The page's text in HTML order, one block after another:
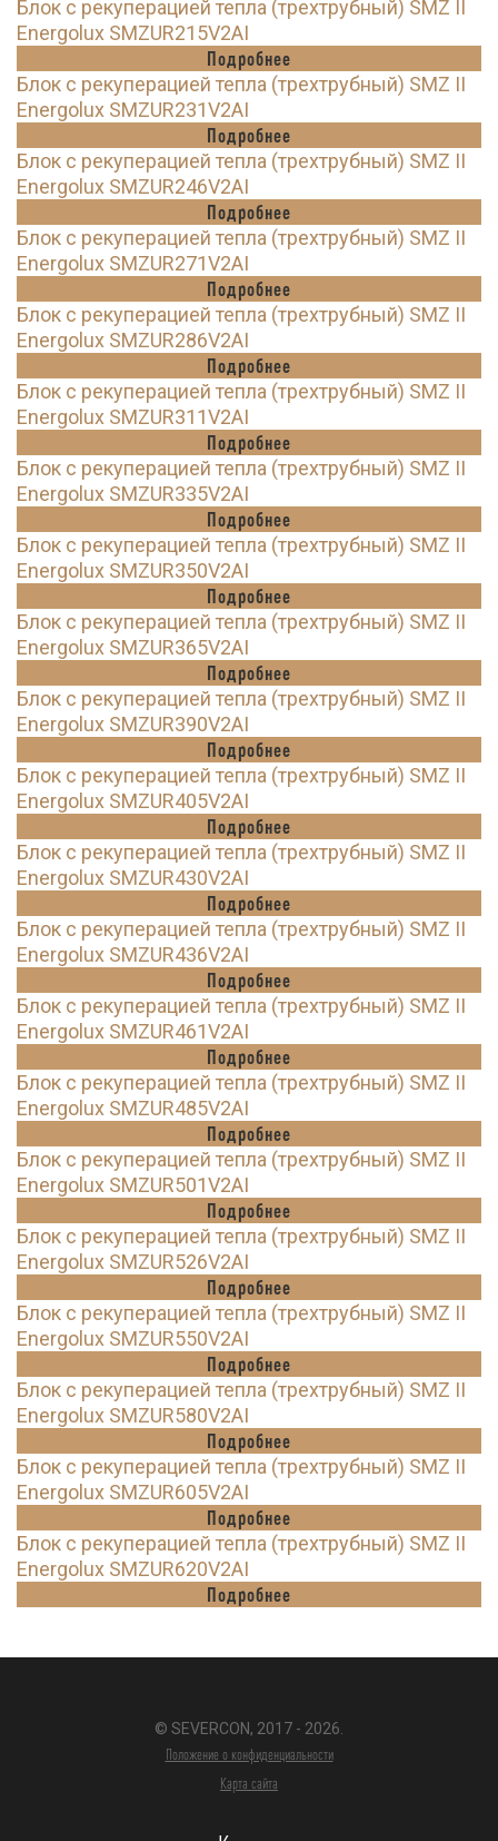
Блок с рекуперацией тепла (трехтрубный) SMZ II
Energolux SMZUR215V2AI
Подробнее
Блок с рекуперацией тепла (трехтрубный) SMZ II
Energolux SMZUR231V2AI
Подробнее
Блок с рекуперацией тепла (трехтрубный) SMZ II
Energolux SMZUR246V2AI
Подробнее
Блок с рекуперацией тепла (трехтрубный) SMZ II
Energolux SMZUR271V2AI
Подробнее
Блок с рекуперацией тепла (трехтрубный) SMZ II
Energolux SMZUR286V2AI
Подробнее
Блок с рекуперацией тепла (трехтрубный) SMZ II
Energolux SMZUR311V2AI
Подробнее
Блок с рекуперацией тепла (трехтрубный) SMZ II
Energolux SMZUR335V2AI
Подробнее
Блок с рекуперацией тепла (трехтрубный) SMZ II
Energolux SMZUR350V2AI
Подробнее
Блок с рекуперацией тепла (трехтрубный) SMZ II
Energolux SMZUR365V2AI
Подробнее
Блок с рекуперацией тепла (трехтрубный) SMZ II
Energolux SMZUR390V2AI
Подробнее
Блок с рекуперацией тепла (трехтрубный) SMZ II
Energolux SMZUR405V2AI
Подробнее
Блок с рекуперацией тепла (трехтрубный) SMZ II
Energolux SMZUR430V2AI
Подробнее
Блок с рекуперацией тепла (трехтрубный) SMZ II
Energolux SMZUR436V2AI
Подробнее
Блок с рекуперацией тепла (трехтрубный) SMZ II
Energolux SMZUR461V2AI
Подробнее
Блок с рекуперацией тепла (трехтрубный) SMZ II
Energolux SMZUR485V2AI
Подробнее
Блок с рекуперацией тепла (трехтрубный) SMZ II
Energolux SMZUR501V2AI
Подробнее
Блок с рекуперацией тепла (трехтрубный) SMZ II
Energolux SMZUR526V2AI
Подробнее
Блок с рекуперацией тепла (трехтрубный) SMZ II
Energolux SMZUR550V2AI
Подробнее
Блок с рекуперацией тепла (трехтрубный) SMZ II
Energolux SMZUR580V2AI
Подробнее
Блок с рекуперацией тепла (трехтрубный) SMZ II
Energolux SMZUR605V2AI
Подробнее
Блок с рекуперацией тепла (трехтрубный) SMZ II
Energolux SMZUR620V2AI
Подробнее
© SEVERCON, 2017 - 2026.
Положение о конфиденциальности
Карта сайта